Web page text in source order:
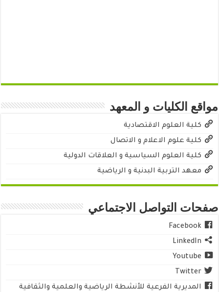
مواقع الكليات و المعهد
كلية العلوم الاقتصادية
كلية علوم الاعلام و الاتصال
كلية العلوم السياسية و العلاقات الدولية
معهد التربية البدنية و الرياضية
صفحات التواصل الاجتماعي
Facebook
LinkedIn
Youtube
Twitter
المديرية الفرعية للأنشطة الرياضية والعلمية والثقافية